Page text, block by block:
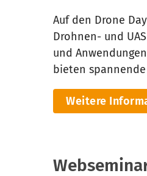
Auf den Drone
Drohnen- und
und
bieten
Weitere